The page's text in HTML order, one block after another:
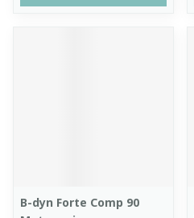
B-dyn Forte Comp 90